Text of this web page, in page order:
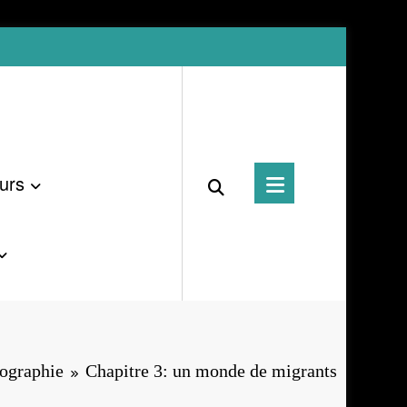
Chapitre 3: un monde de migrants